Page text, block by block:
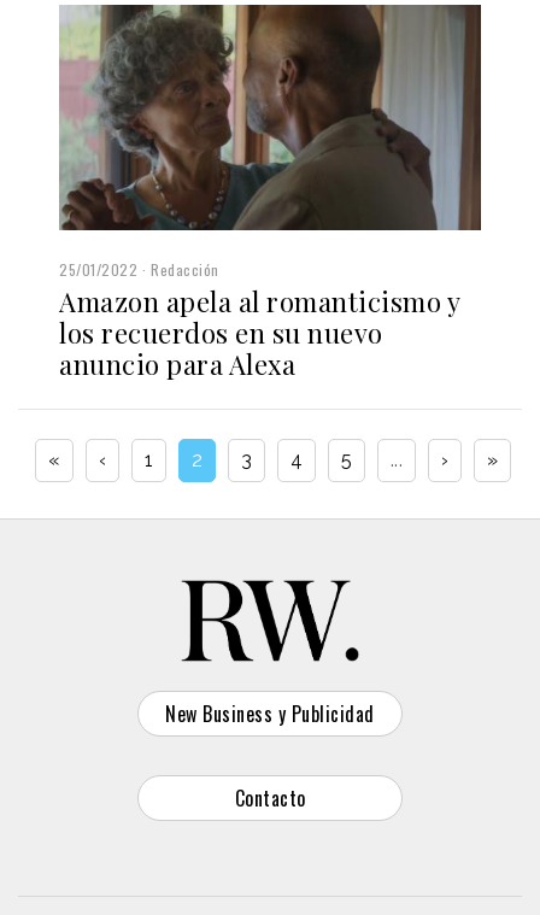
25/01/2022 Redacción
Amazon apela al romanticismo y
los recuerdos en su nuevo
anuncio para Alexa
« ‹ 1 2 3 4 5 ... › »
New Business y Publicidad
Contacto